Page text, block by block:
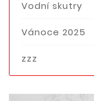
Vodní skutry
Vánoce 2025
zzz